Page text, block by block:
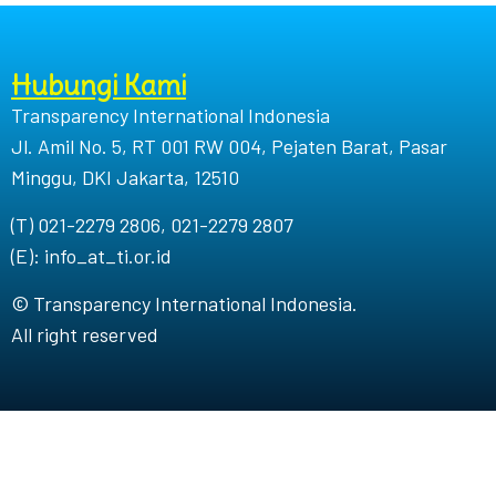
Hubungi Kami
Transparency International Indonesia
Jl. Amil No. 5, RT 001 RW 004, Pejaten Barat, Pasar
Minggu, DKI Jakarta, 12510
(T) 021-2279 2806, 021-2279 2807
(E): info_at_ti.or.id
© Transparency International Indonesia.
All right reserved